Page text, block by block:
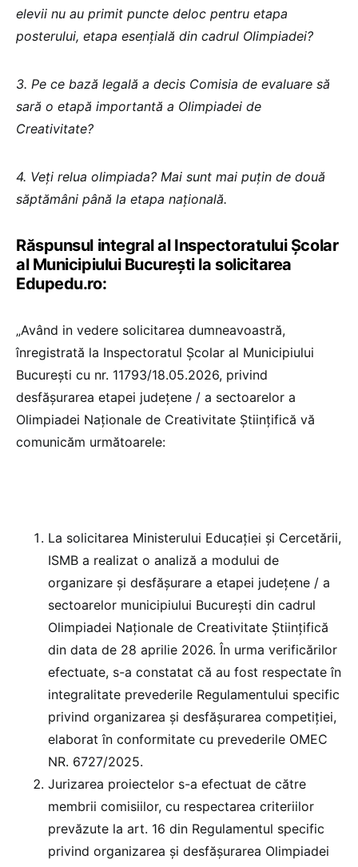
elevii nu au primit puncte deloc pentru etapa
posterului, etapa esențială din cadrul Olimpiadei?
3. ⁠Pe ce bază legală a decis Comisia de evaluare să
sară o etapă importantă a Olimpiadei de
Creativitate?
4. ⁠⁠Veți relua olimpiada? Mai sunt mai puțin de două
săptămâni până la etapa națională.
Răspunsul integral al Inspectoratului Școlar
al Municipiului București la solicitarea
Edupedu.ro:
„Având in vedere solicitarea dumneavoastră,
înregistrată la Inspectoratul Școlar al Municipiului
București cu nr. 11793/18.05.2026, privind
desfășurarea etapei județene / a sectoarelor a
Olimpiadei Naționale de Creativitate Științifică vă
comunicăm următoarele:
La solicitarea Ministerului Educației și Cercetării,
ISMB a realizat o analiză a modului de
organizare și desfășurare a etapei județene / a
sectoarelor municipiului București din cadrul
Olimpiadei Naționale de Creativitate Științifică
din data de 28 aprilie 2026. În urma verificărilor
efectuate, s-a constatat că au fost respectate în
integralitate prevederile Regulamentului specific
privind organizarea și desfăşurarea competiției,
elaborat în conformitate cu prevederile OMEC
NR. 6727/2025.
Jurizarea proiectelor s-a efectuat de către
membrii comisiilor, cu respectarea criteriilor
prevăzute la art. 16 din Regulamentul specific
privind organizarea şi desfășurarea Olimpiadei